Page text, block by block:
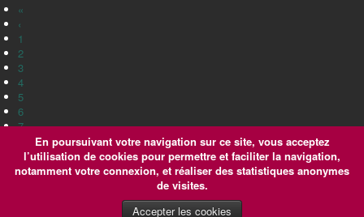
«
‹
1
2
3
4
5
6
7
9
10
En poursuivant votre navigation sur ce site, vous acceptez
l’utilisation de cookies pour permettre et faciliter la navigation,
notamment votre connexion, et réaliser des statistiques anonymes
de visites.
Accepter les cookies